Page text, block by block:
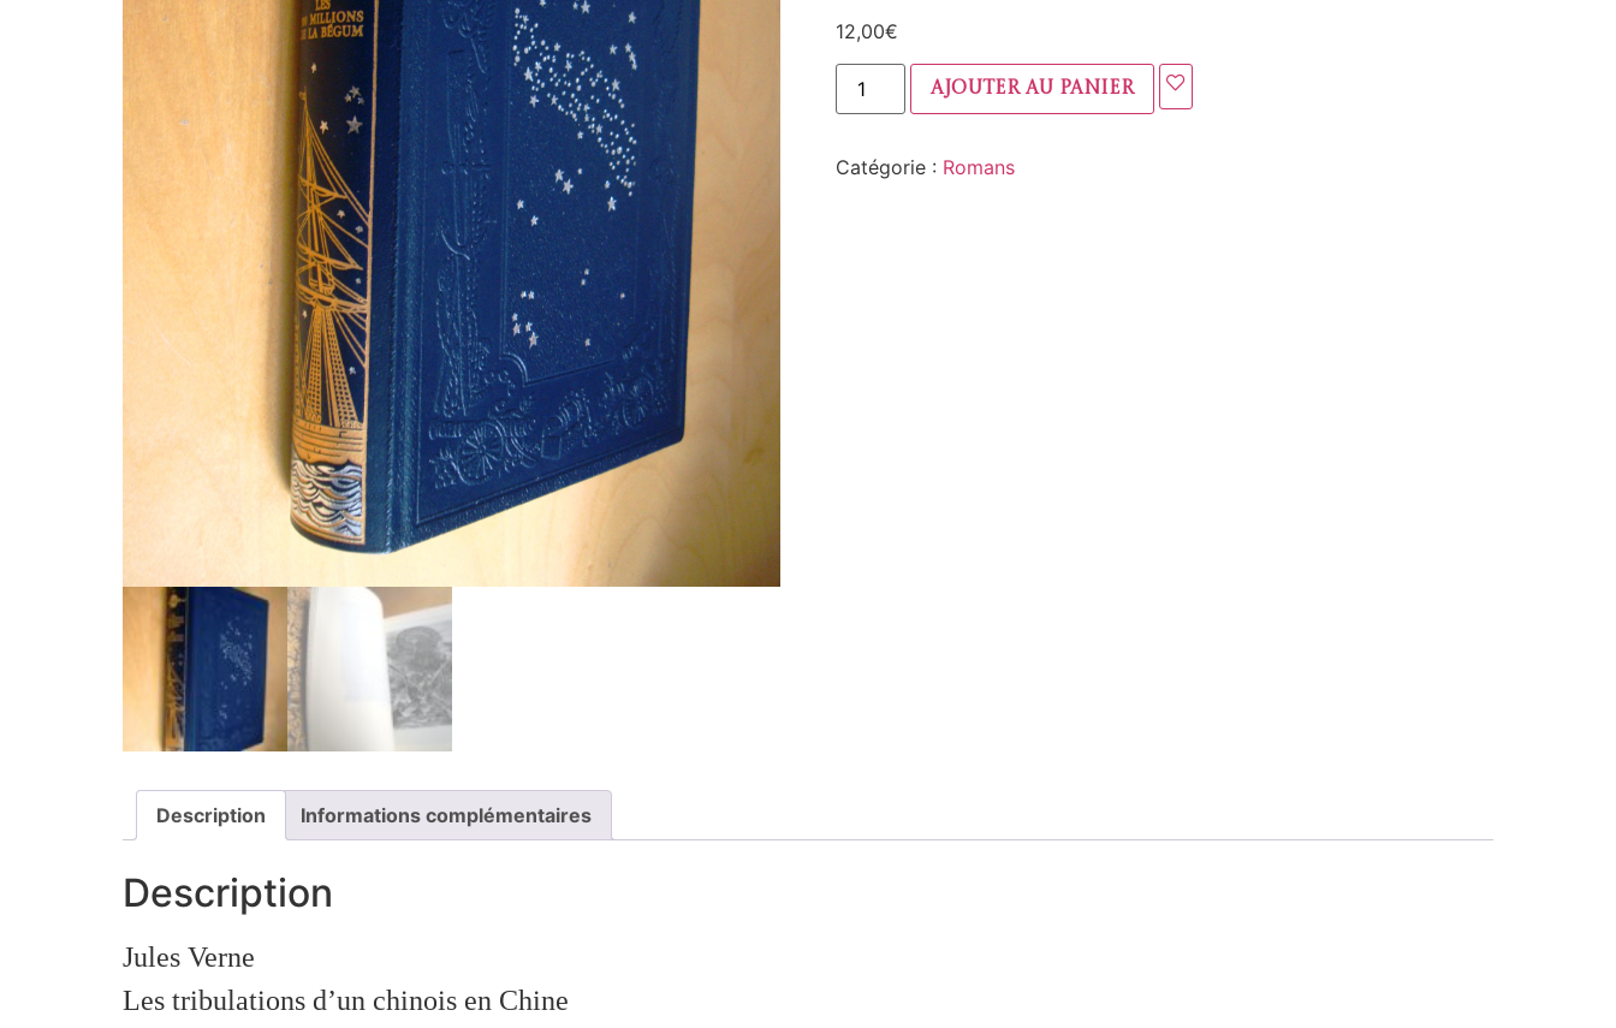
12,00€
Ajouter au panier
Catégorie : Romans
Description Informations complémentaires
Description
Jules Verne
Les tribulations d’un chinois en Chine